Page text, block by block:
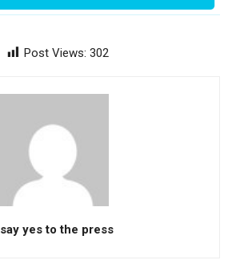
Post Views: 302
say yes to the press